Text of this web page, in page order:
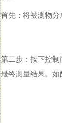
首先：将被测物分
第二步：按下控制
最终测量结果。如